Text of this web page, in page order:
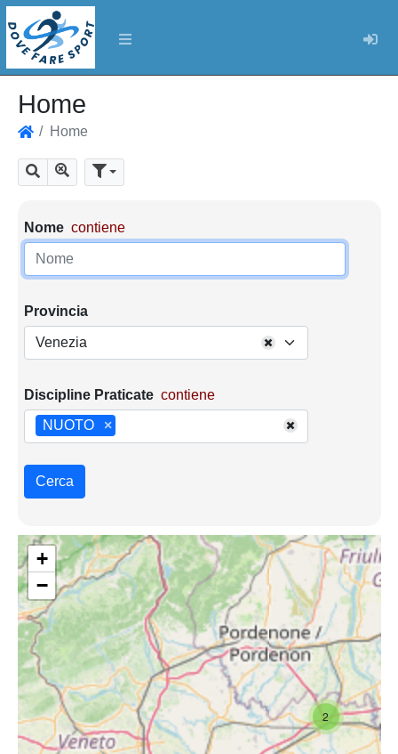
Home
Home
Cerca Mostra tutti i risultati
Parametri di ricerca
Nome contiene
Provincia
Venezia
Discipline Praticate contiene
×
NUOTO
Cerca
2
+
−